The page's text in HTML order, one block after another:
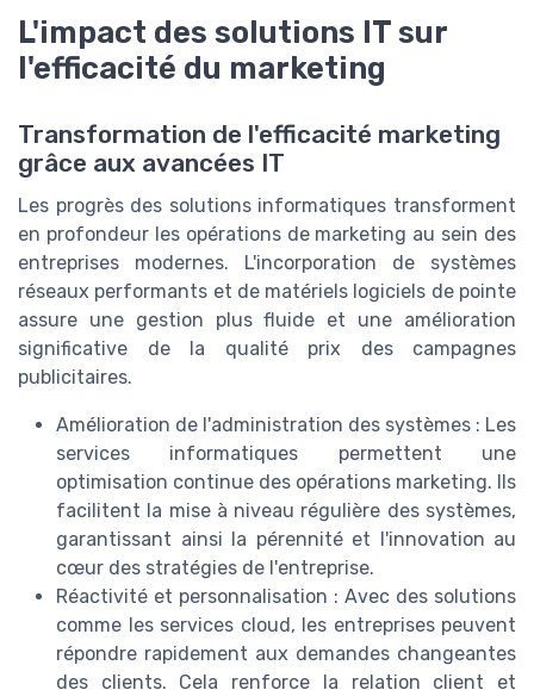
L'impact des solutions IT sur
l'efficacité du marketing
Transformation de l'efficacité marketing
grâce aux avancées IT
Les progrès des solutions informatiques transforment
en profondeur les opérations de marketing au sein des
entreprises modernes. L'incorporation de systèmes
réseaux performants et de matériels logiciels de pointe
assure une gestion plus fluide et une amélioration
significative de la qualité prix des campagnes
publicitaires.
Amélioration de l'administration des systèmes : Les
services informatiques permettent une
optimisation continue des opérations marketing. Ils
facilitent la mise à niveau régulière des systèmes,
garantissant ainsi la pérennité et l'innovation au
cœur des stratégies de l'entreprise.
Réactivité et personnalisation : Avec des solutions
comme les services cloud, les entreprises peuvent
répondre rapidement aux demandes changeantes
des clients. Cela renforce la relation client et